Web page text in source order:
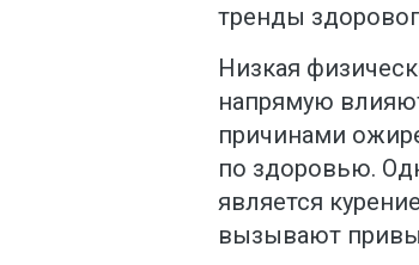
тренды
Низкая
напрямую
причинами
по здоровью.
является
вызывают